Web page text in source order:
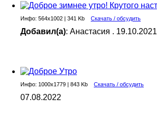
Инфо: 564х1002 | 341 Kb Скачать / обсудить
Добавил(а): Анастасия . 19.10.2021
Инфо: 1000х1779 | 843 Kb Скачать / обсудить
07.08.2022